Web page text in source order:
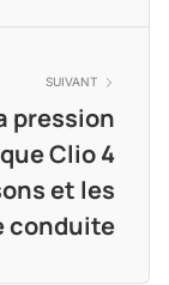
SUIVANT
pression
Clio 4
et les
conduite